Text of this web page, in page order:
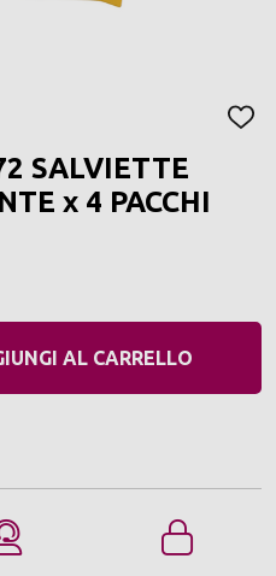
SALVIETTE
x 4 PACCHI
AL CARRELLO